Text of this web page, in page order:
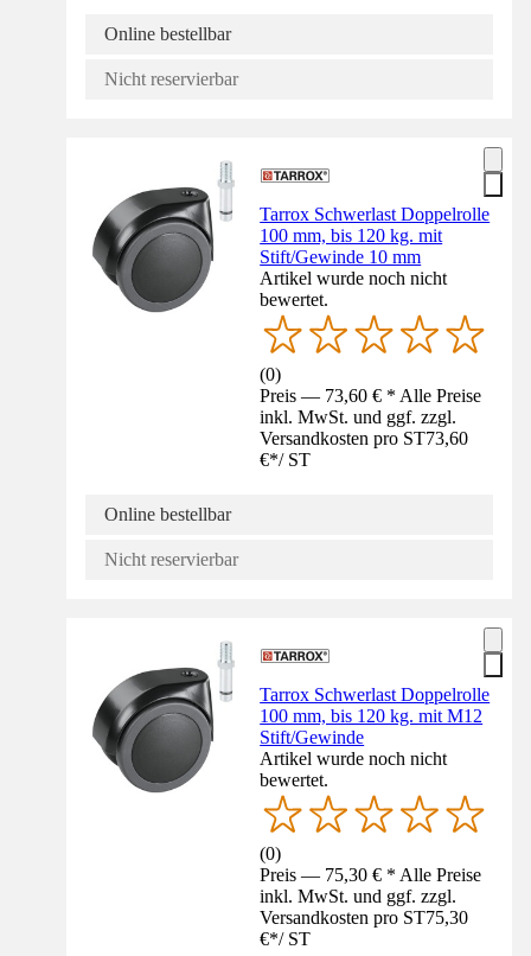
Online bestellbar
Nicht reservierbar
Tarrox Schwerlast Doppelrolle
100 mm, bis 120 kg. mit
Stift/Gewinde 10 mm
Artikel wurde noch nicht
bewertet.
(0)
Preis — 73,60 € * Alle Preise
inkl. MwSt. und ggf. zzgl.
Versandkosten pro ST73,60
€*/ ST
Online bestellbar
Nicht reservierbar
Tarrox Schwerlast Doppelrolle
100 mm, bis 120 kg. mit M12
Stift/Gewinde
Artikel wurde noch nicht
bewertet.
(0)
Preis — 75,30 € * Alle Preise
inkl. MwSt. und ggf. zzgl.
Versandkosten pro ST75,30
€*/ ST